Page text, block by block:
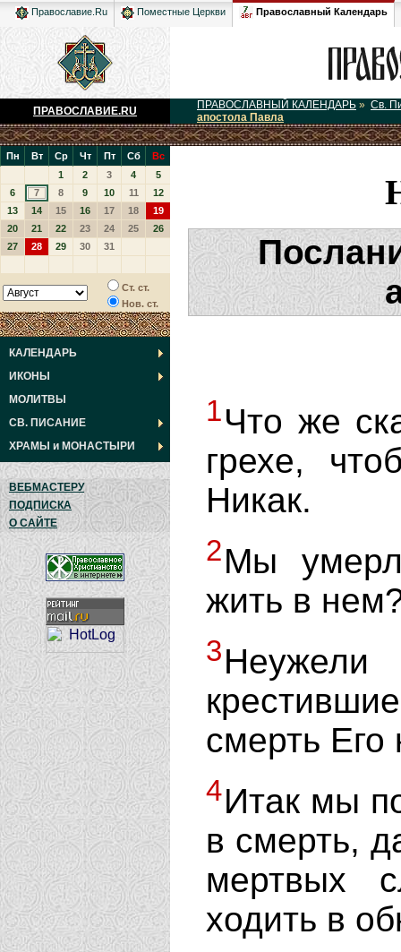
Православие.Ru Поместные Церкви Православный Календарь
ПРАВОСЛАВИЕ.RU ПРАВОСЛАВНЫЙ КАЛЕНДАРЬ » Св.
апостола Павла
Пн Вт Ср Чт Пт Сб
Вс
1
2 3 4
5
6
7 8 9 10 11
12
13
14 15 16 17 18
19
20
21 22 23 24 25
26
27
28 29 30 31
Ст. ст.
Нов. ст.
КАЛЕНДАРЬ
ИКОНЫ
МОЛИТВЫ
СВ. ПИСАНИЕ
ХРАМЫ и МОНАСТЫРИ
ВЕБМАСТЕРУ
ПОДПИСКА
О САЙТЕ
1Что же
грехе,
Никак.
2Мы
жить в
3
смерть Его
4Итак мы
в смерть,
мертвых
ходить в